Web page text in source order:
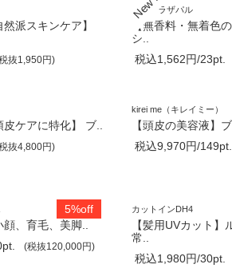
派スキンケア】
抜1,950円)
健康プラザパル
【無香料・無着色
シ..
税込1,562円/23pt.
ケアに特化】 ブ..
抜4,800円)
kirei me（キレイミー）
【頭皮の美容液】
税込9,970円/149pt.
5%off
、育毛、美脚..
(税抜120,000円)
カットインDH4
【髪用UVカット
常..
税込1,980円/30pt.